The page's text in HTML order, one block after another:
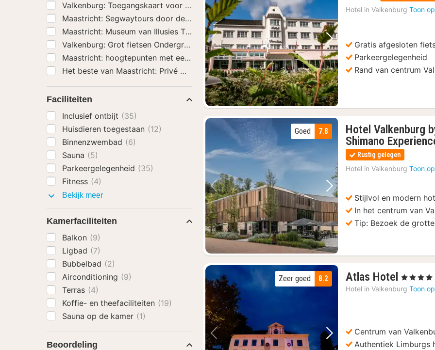
Vorige foto Volgende foto
Hotel in Valkenburg Toon
Gratis afgesloten
Parkeergelegenheid
Rand van centrum
Vorige foto Volgende foto
7.8
Goed
Hotel Valkenburg
Shimano
Rustig gelegen
Hotel in Valkenburg Toon
Stijlvol en modern
In het centrum van
Tip: Bezoek de
Vorige foto Volgende foto
8.2
Zeer goed Atlas Hotel 1
nacht
, 4 Sterren
Hotel in Valkenburg Toon
Centrum van
Authentiek Limburgs
Valkenburg: Toegangskaart voor Thermae 2000(31)
Maastricht: Segwaytours door de stad(1)
Maastricht: Museum van Illusies Toegangsbewijs(1)
Valkenburg: Grot fietsen Ondergrondse fietstocht(31)
Maastricht: hoogtepunten met een lokale gids(1)
Het beste van Maastricht: Privé wandeltour met een local(1)
Faciliteiten
Inclusief ontbijt (35)
Huisdieren toegestaan (12)
Binnenzwembad (6)
Sauna (5)
Parkeergelegenheid (35)
Fitness (4)
Bekijk meerFaciliteiten
Kamerfaciliteiten
Balkon (9)
Ligbad (7)
Bubbelbad (2)
Airconditioning (9)
Terras (4)
Koffie- en theefaciliteiten (19)
Sauna op de kamer (1)
Beoordeling